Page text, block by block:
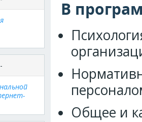
В
Общее и